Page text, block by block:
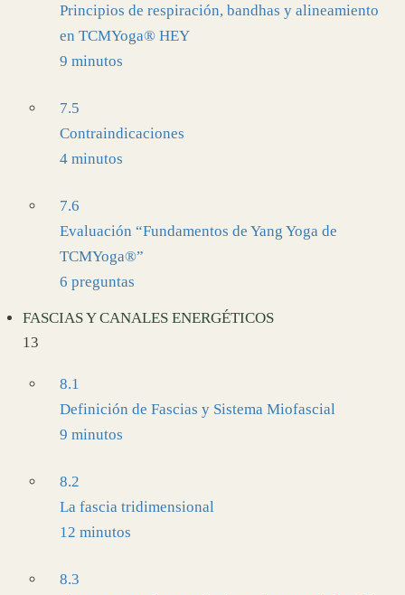
Principios de respiración, bandhas y alineamiento
en TCMYoga® HEY
9 minutos
7.5
Contraindicaciones
4 minutos
7.6
Evaluación “Fundamentos de Yang Yoga de
TCMYoga®”
6 preguntas
FASCIAS Y CANALES ENERGÉTICOS
13
8.1
Definición de Fascias y Sistema Miofascial
9 minutos
8.2
La fascia tridimensional
12 minutos
8.3